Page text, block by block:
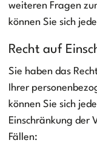
weiteren Fragen
können Sie sich
Recht auf
Sie haben das
Ihrer
können Sie sich
Einschränkung der
Fällen: